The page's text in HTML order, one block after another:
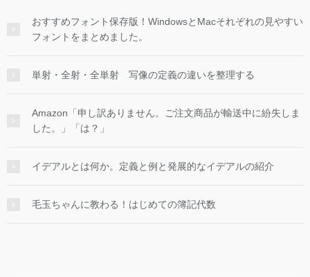
おすすめフォント保存版！WindowsとMacそれぞれの見やすい
フォントをまとめました。
単射・全射・全単射 写像の定義の違いを整理する
Amazon「申し訳ありません。ご注文商品が輸送中に紛失しま
した。」「は？」
イデアルとは何か。定義と例と発展的なイデアルの紹介
毛玉ちゃんに教わる！はじめての簿記代数